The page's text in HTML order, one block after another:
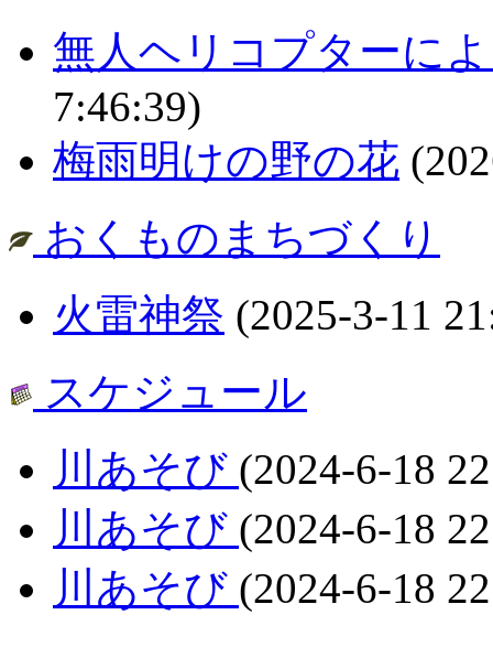
無人ヘリコプターに
7:46:39)
梅雨明けの野の花
おくものまちづくり
火雷神祭 (2025-3-11
スケジュール
川あそび (2024-6-18
川あそび (2024-6-18
川あそび (2024-6-18